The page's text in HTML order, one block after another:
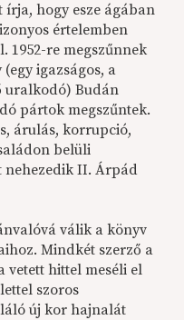
írja, hogy esze ágában
értelemben
1952-re megszűnnek
igazságos, a
uralkodó) Budán
pártok megszűntek.
árulás, korrupció,
belüli
nehezedik II. Árpád
válik a könyv
Mindkét szerző a
vetett hittel meséli el
szoros
új kor hajnalát